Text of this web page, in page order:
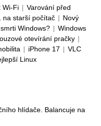
Wi-Fi | Varování před
na starší počítač | Nový
Windows? | Windows
otevírání pračky |
| iPhone 17 | VLC
Linux
hlídače. Balancuje na